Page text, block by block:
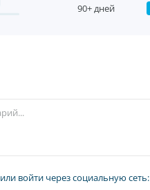
90+ дней
или войти через социальную сеть: